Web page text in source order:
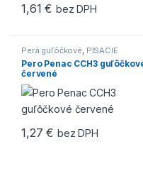
1,61€ bez DPH
Perá guľôčkové PÍSACIE
POTREBY
Pero Penac CCH3
červené
1,27€ bez DPH